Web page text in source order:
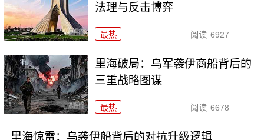
法理与反击博弈
最热 阅读 6927
里海破局：乌军袭伊商船背后的
三重战略图谋
最热 阅读 6678
里海惊雷：乌袭伊船背后的对抗升级逻辑